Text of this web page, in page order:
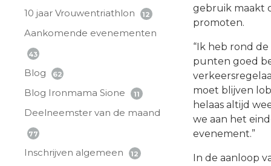
10 jaar Vrouwentriathlon 12
Aankomende evenementen
43
Blog 62
Blog Ironmama Sione 11
Deelneemster van de maand
77
Inschrijven algemeen 12
gebruik maakt
promoten.
“Ik heb rond
punten goed
moet blijven
helaas altijd
we aan het
evenement.”
In de aanloop